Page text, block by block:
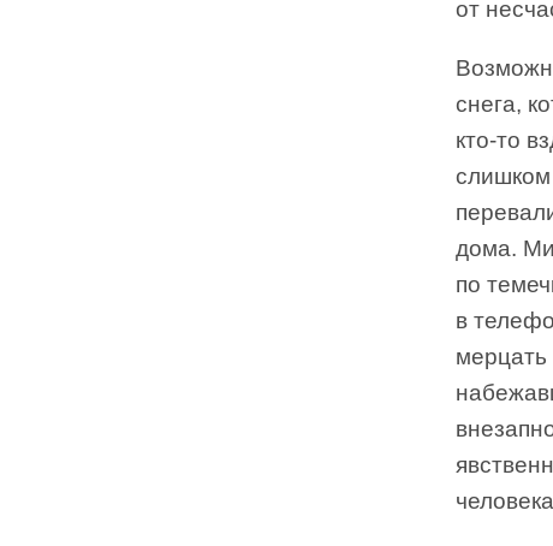
от
снега,
кто-то
слишком
дома.
по
в
мерцать